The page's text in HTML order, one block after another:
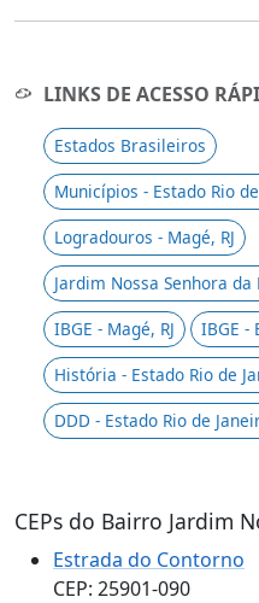
LINKS DE ACESSO
Estados Brasileiros
Municípios - Estado Rio
Logradouros - Magé, RJ
Jardim Nossa Senhora da
IBGE - Magé, RJ
IBGE -
História - Estado Rio de
DDD - Estado Rio de
CEPs do Bairro Jardim
Estrada do Contorno
CEP: 25901-090